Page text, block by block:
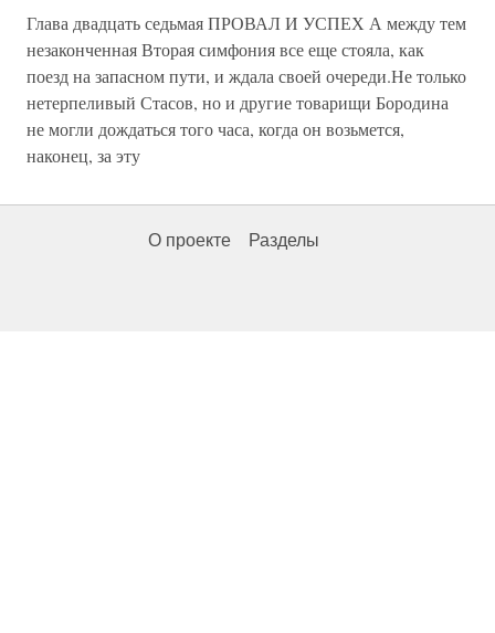
Глава двадцать седьмая ПРОВАЛ И УСПЕХ А между тем
незаконченная Вторая симфония все еще стояла, как
поезд на запасном пути, и ждала своей очереди.Не только
нетерпеливый Стасов, но и другие товарищи Бородина
не могли дождаться того часа, когда он возьмется,
наконец, за эту
О проекте Разделы